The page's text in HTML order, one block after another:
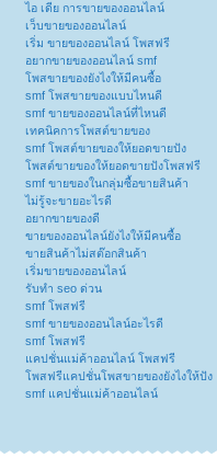
ไอ เดีย การขายของออนไลน์
เว็บขายของออนไลน์
เริ่ม ขายของออนไลน์ โพสฟรี
อยากขายของออนไลน์ smf
โพสขายของยังไงให้มีคนซื้อ
smf โพสขายของแบบไหนดี
smf ขายของออนไลน์ที่ไหนดี
เทคนิคการโพสต์ขายของ
smf โพสต์ขายของให้ยอดขายปัง
โพสต์ขายของให้ยอดขายปังโพสฟรี
smf ขายของในกลุ่มซื้อขายสินค้า
ไม่รู้จะขายอะไรดี
อยากขายของดี
ขายของออนไลน์ยังไงให้มีคนซื้อ
ขายสินค้าไม่สต๊อกสินค้า
เริ่มขายของออนไลน์
รับทำ seo ด่วน
smf โพสฟรี
smf ขายของออนไลน์อะไรดี
smf โพสฟรี
แคปชั่นแม่ค้าออนไลน์ โพสฟรี
โพสฟรีแคปชั่นโพสขายของยังไงให้ปัง
smf แคปชั่นแม่ค้าออนไลน์